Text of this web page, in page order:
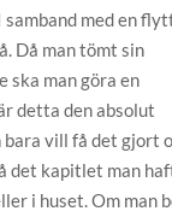
med en
Då man tömt sin
ska man göra en
detta den absolut
vill få det gjort
det kapitlet man
i huset. Om man